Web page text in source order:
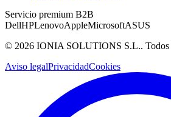
Servicio premium B2B
DellHPLenovoAppleMicrosoftASUS
© 2026 IONIA SOLUTIONS S.L..
Aviso legalPrivacidadCookies